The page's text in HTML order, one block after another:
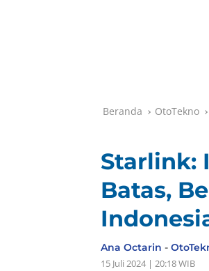
Beranda OtoTekno
Starlink:
Batas,
Ana Octarin -
15 Juli 2024 | 20:18 WIB